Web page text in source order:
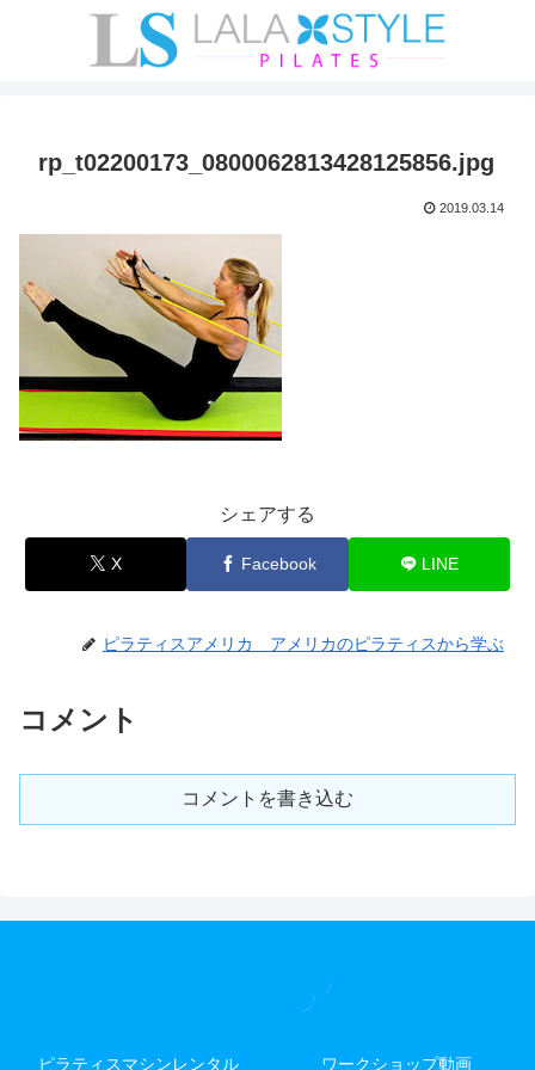
rp_t02200173_0800062813428125856.jpg
2019.03.14
シェアする
X Facebook LINE
ピラティスアメリカ アメリカのピラティスから学ぶ
コメント
コメントを書き込む
ピラティスマシンレンタル ワークショップ動画